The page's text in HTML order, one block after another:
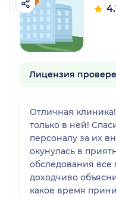
Лицензия
Отличная
только в ней!
персоналу за их
окунулась в
обследования все
доходчиво
какое время